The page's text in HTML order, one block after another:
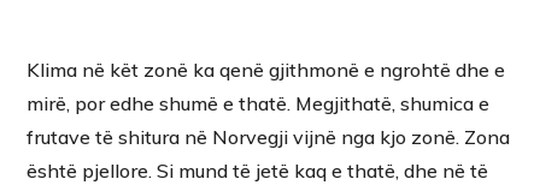
Klima në kët zonë ka qenë gjithmonë e ngrohtë dhe e
mirë, por edhe shumë e thatë. Megjithatë, shumica e
frutave të shitura në Norvegji vijnë nga kjo zonë. Zona
është pjellore. Si mund të jetë kaq e thatë, dhe në të